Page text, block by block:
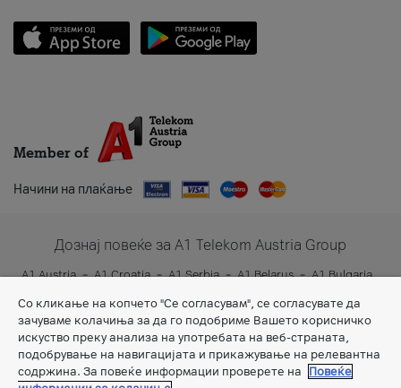
Member of
Начини на плаќање
Дознај повеќе за A1 Telekom Austria Group
A1 Austria A1 Croatia A1 Serbia A1 Belarus
A1 Bulgaria
Со кликање на копчето "Се согласувам", се согласувате да
зачуваме колачиња за да го подобриме Вашето корисничко
искуство преку анализа на употребата на веб-страната,
подобрување на навигацијата и прикажување на релевантна
содржина. За повеќе информации проверете на
Повеќе